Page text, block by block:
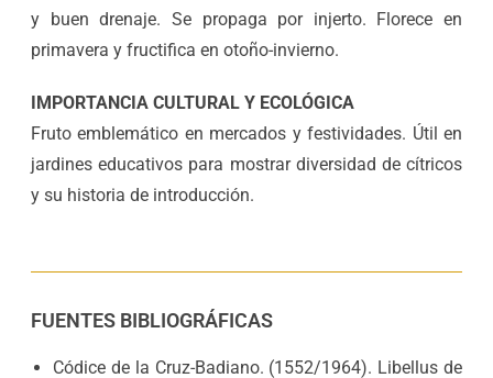
y buen drenaje. Se propaga por injerto. Florece en
primavera y fructifica en otoño-invierno.
IMPORTANCIA CULTURAL Y ECOLÓGICA
Fruto emblemático en mercados y festividades. Útil en
jardines educativos para mostrar diversidad de cítricos
y su historia de introducción.
FUENTES BIBLIOGRÁFICAS
Códice de la Cruz-Badiano. (1552/1964). Libellus de